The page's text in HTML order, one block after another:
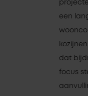
een
dat
focus